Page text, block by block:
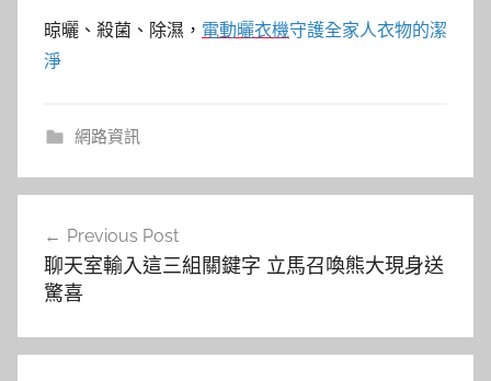
晾曬、殺菌、除濕， 電動曬衣機守護全家人衣物的潔
淨
網路資訊
章
覽
Previous Post
聊天室輸入這三組關鍵字 立馬召喚熊大現身送
驚喜